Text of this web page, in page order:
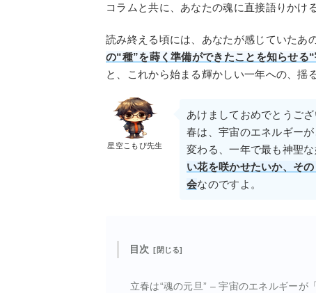
コラムと共に、あなたの魂に直接語りかけ
読み終える頃には、あなたが感じていたあ
の“種”を蒔く準備ができたことを知らせる
と、これから始まる輝かしい一年への、揺
星空こもぴ先生
あけましておめでとうご
春は、宇宙のエネルギー
変わる、一年で最も神聖
い花を咲かせたいか、そ
会なのですよ。
目次
立春は“魂の元旦” – 宇宙のエネルギーが